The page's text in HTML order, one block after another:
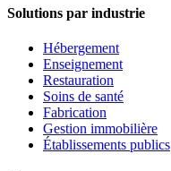
Solutions par industrie
Hébergement
Enseignement
Restauration
Soins de santé
Fabrication
Gestion immobilière
Établissements publics